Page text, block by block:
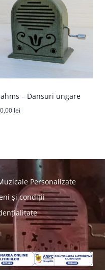
– Dansuri ungare
lei
Personalizate
și condiții